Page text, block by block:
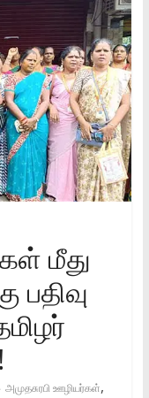
மீது
பதிவு
அமுதசுரபி ஊழியர்கள்,